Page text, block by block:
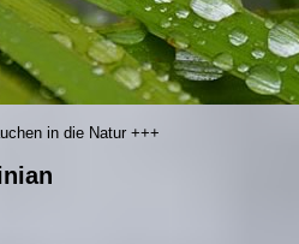
in die Natur +++